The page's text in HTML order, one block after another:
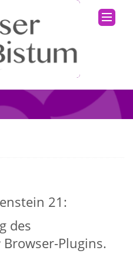
21:
des
Browser-Plugins.